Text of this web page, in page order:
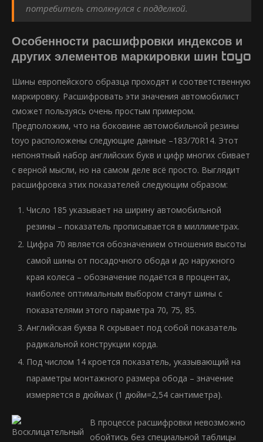
потребитель столкнулся с подделкой.
Особенности расшифровки индексов и
других элементов маркировки шин toyo
Шины европейского образца проходят и соответственную
маркировку. Расшифровать эти значения автомобилист
сможет пользуясь очень простым примером.
Предположим, что на боковине автомобильной резины
toyo расположены следующие данные –183/70R14. Этот
непонятный набор английских букв и цифр многих сбивает
с верной мысли, но на самом деле всё просто. Выглядит
расшифровка этих показателей следующим образом:
Число 185 указывает на ширину автомобильной
резины – показатель прописывается в миллиметрах.
Цифра 70 является обозначением отношения высоты
самой шины от посадочного обода и до наружного
края колеса – обозначение подаётся в процентах,
наиболее оптимальным выбором станут шины с
показателями этого параметра 70, 75, 85.
Английская буква R скрывает под собой показатель
радикальной конструкции корда.
Под числом 14 кроется показатель, указывающий на
параметры монтажного размера обода – значение
измеряется в дюймах (1 дюйм=2,54 сантиметра).
В процессе расшифровки невозможно
обойтись без специальной таблицы